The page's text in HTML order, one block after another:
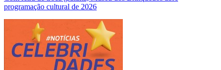
programação cultural de 2026